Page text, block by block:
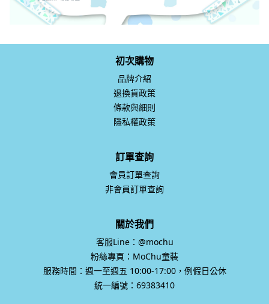
初次購物
品牌介紹
退換貨政策
條款與細則
隱私權政策
訂單查詢
會員訂單查詢
非會員訂單查詢
關於我們
客服Line：@mochu
粉絲專頁：MoChu童裝
服務時間：週一至週五 10:00-17:00，例假日公休
統一編號：69383410